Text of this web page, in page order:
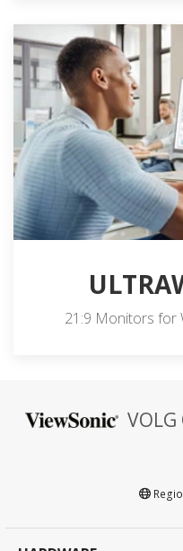
21:9 Monitors for
VOLG